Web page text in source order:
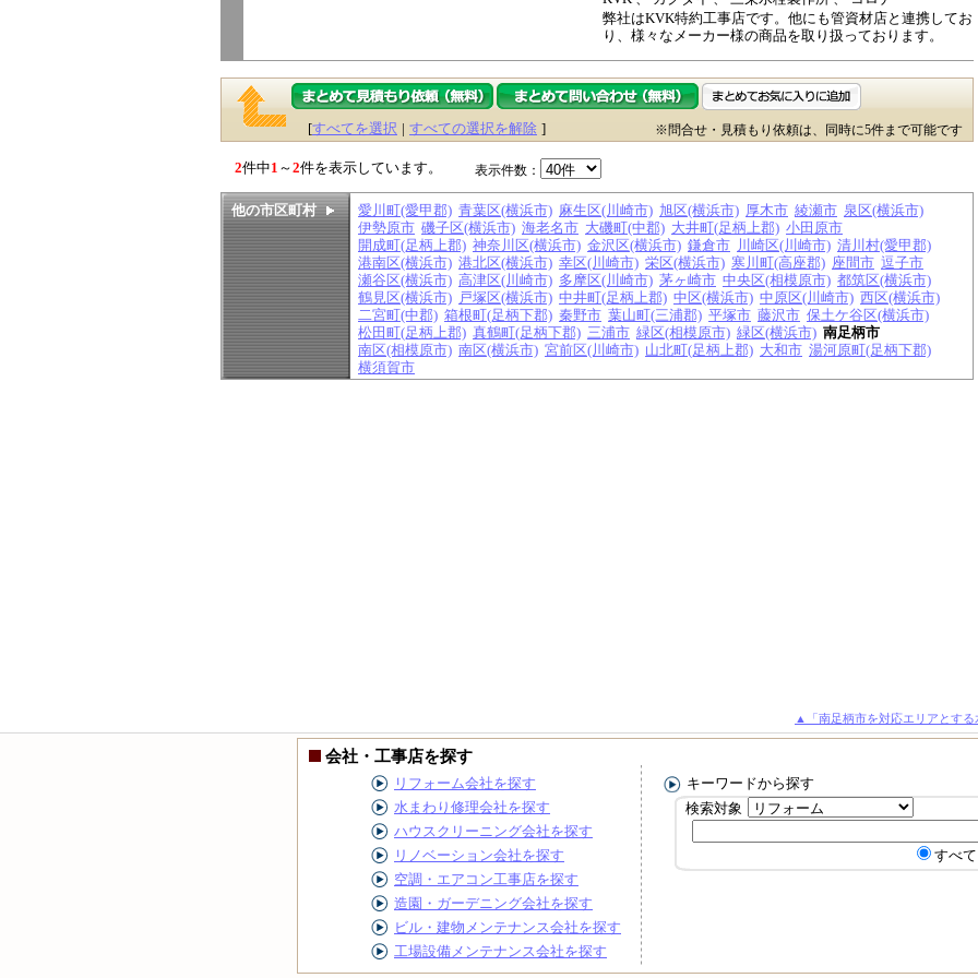
弊社はKVK特約工事店です。他にも管資材店と連携してお
り、様々なメーカー様の商品を取り扱っております。
[すべてを選択 | すべての選択を解除 ] ※問合せ・見積もり依頼は、同時に5件まで可能です
2件中1 ～2件を表示しています。 表示件数：
他の市区町村 愛川町(愛甲郡) 青葉区(横浜市) 麻生区(川崎市) 旭区(横浜市) 厚木市 綾瀬市 泉区(横浜市)
伊勢原市 磯子区(横浜市) 海老名市 大磯町(中郡) 大井町(足柄上郡) 小田原市
開成町(足柄上郡) 神奈川区(横浜市) 金沢区(横浜市) 鎌倉市 川崎区(川崎市) 清川村(愛甲郡)
港南区(横浜市) 港北区(横浜市) 幸区(川崎市) 栄区(横浜市) 寒川町(高座郡) 座間市 逗子市
瀬谷区(横浜市) 高津区(川崎市) 多摩区(川崎市) 茅ヶ崎市 中央区(相模原市) 都筑区(横浜市)
鶴見区(横浜市) 戸塚区(横浜市) 中井町(足柄上郡) 中区(横浜市) 中原区(川崎市) 西区(横浜市)
二宮町(中郡) 箱根町(足柄下郡) 秦野市 葉山町(三浦郡) 平塚市 藤沢市 保土ケ谷区(横浜市)
松田町(足柄上郡) 真鶴町(足柄下郡) 三浦市 緑区(相模原市) 緑区(横浜市) 南足柄市
南区(相模原市) 南区(横浜市) 宮前区(川崎市) 山北町(足柄上郡) 大和市 湯河原町(足柄下郡)
横須賀市
▲「南足柄市を対応エリアとす
会社・工事店を探す
リフォーム会社を探す
水まわり修理会社を探す
ハウスクリーニング会社を探す
リノベーション会社を探す
空調・エアコン工事店を探す
造園・ガーデニング会社を探す
ビル・建物メンテナンス会社を探す
工場設備メンテナンス会社を探す
キーワードから探す
検索対象
すべて